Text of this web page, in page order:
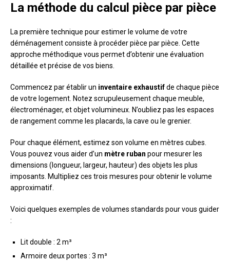
La méthode du calcul pièce par pièce
La première technique pour estimer le volume de votre
déménagement consiste à procéder pièce par pièce. Cette
approche méthodique vous permet d’obtenir une évaluation
détaillée et précise de vos biens.
Commencez par établir un inventaire exhaustifde chaque pièce
de votre logement. Notez scrupuleusement chaque meuble,
électroménager, et objet volumineux. N’oubliez pas les espaces
de rangement comme les placards, la cave ou le grenier.
Pour chaque élément, estimez son volume en mètres cubes.
Vous pouvez vous aider d’un mètre ruban pour mesurer les
dimensions (longueur, largeur, hauteur) des objets les plus
imposants. Multipliez ces trois mesures pour obtenir le volume
approximatif.
Voici quelques exemples de volumes standards pour vous guider
:
Lit double : 2 m³
Armoire deux portes : 3 m³